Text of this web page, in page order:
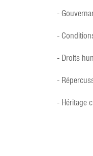
-
-
- Droits
-
- Héritage